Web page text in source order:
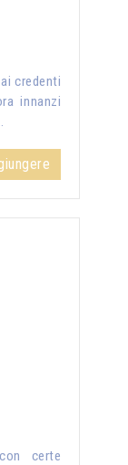
credenti
innanzi
certe